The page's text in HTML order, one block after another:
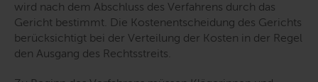
wird nach dem Abschluss des Verfahrens durch das
Gericht bestimmt. Die Kostenentscheidung des Gerichts
berücksichtigt bei der Verteilung der Kosten in der Regel
den Ausgang des Rechtsstreits.